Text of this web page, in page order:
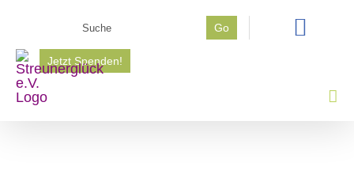
springen
Go
Jetzt Spenden!